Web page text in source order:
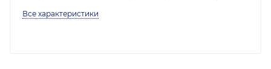
Все характеристики